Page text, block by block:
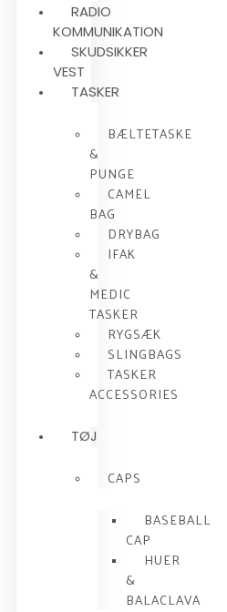
RADIO
KOMMUNIKATION
SKUDSIKKER
VEST
TASKER
BÆLTETASKE
&
PUNGE
CAMEL
BAG
DRYBAG
IFAK
&
MEDIC
TASKER
RYGSÆK
SLINGBAGS
TASKER
ACCESSORIES
TØJ
CAPS
BASEBALL
CAP
HUER
&
BALACLAVA